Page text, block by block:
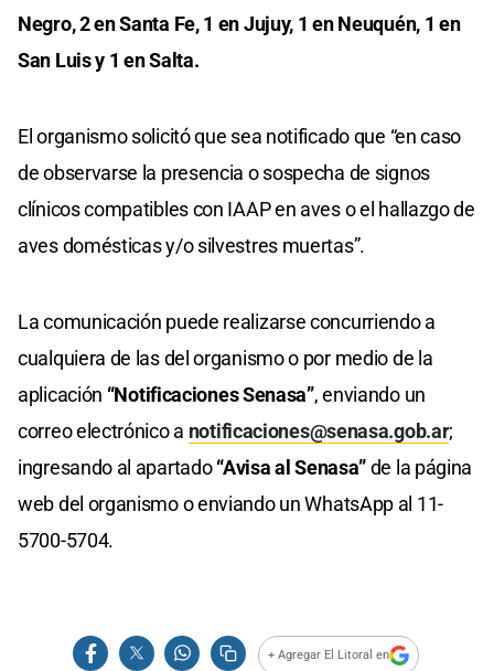
Negro, 2 en Santa Fe, 1 en Jujuy, 1 en Neuquén, 1 en
San Luis y 1 en Salta.
El organismo solicitó que sea notificado que “en caso
de observarse la presencia o sospecha de signos
clínicos compatibles con IAAP en aves o el hallazgo de
aves domésticas y/o silvestres muertas”.
La comunicación puede realizarse concurriendo a
cualquiera de las del organismo o por medio de la
aplicación “Notificaciones Senasa”, enviando un
correo electrónico a notificaciones@senasa.gob.ar;
ingresando al apartado“Avisa al Senasa”de la página
web del organismo o enviando un WhatsApp al 11-
5700-5704.
+ Agregar El Litoral en